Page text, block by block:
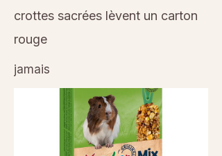
crottes sacrées lèvent un carton
rouge
jamais